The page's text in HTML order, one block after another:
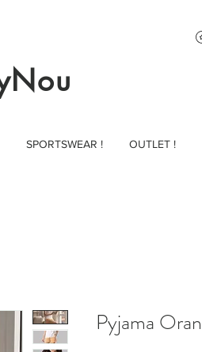
SPORTSWEAR ! OUTLET !
Pyjama